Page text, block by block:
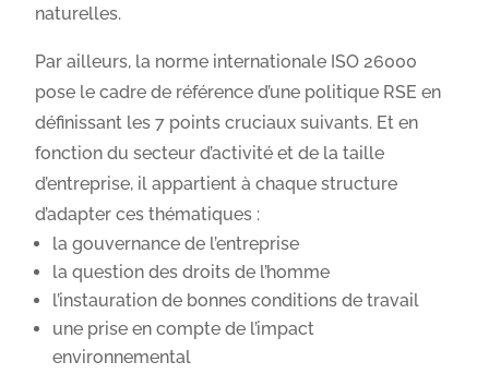
naturelles.
Par ailleurs, la norme internationale ISO 26000
pose le cadre de référence d’une politique RSE en
définissant les 7 points cruciaux suivants. Et en
fonction du secteur d’activité et de la taille
d’entreprise, il appartient à chaque structure
d’adapter ces thématiques :
la gouvernance de l’entreprise
la question des droits de l’homme
l’instauration de bonnes conditions de travail
une prise en compte de l’impact
environnemental